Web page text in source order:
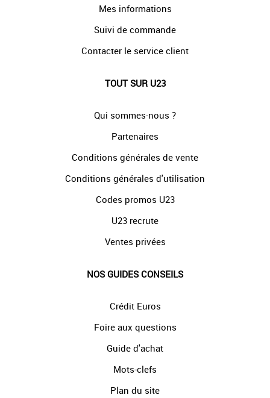
Mes informations
Suivi de commande
Contacter le service client
TOUT SUR U23
Qui sommes-nous ?
Partenaires
Conditions générales de vente
Conditions générales d'utilisation
Codes promos U23
U23 recrute
Ventes privées
NOS GUIDES CONSEILS
Crédit Euros
Foire aux questions
Guide d'achat
Mots-clefs
Plan du site